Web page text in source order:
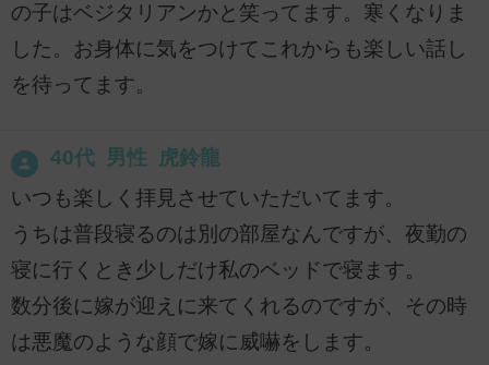
の子はベジタリアンかと笑ってます。寒くなりま
した。お身体に気をつけてこれからも楽しい話し
を待ってます。
40代 男性 虎鈴龍
いつも楽しく拝見させていただいてます。
うちは普段寝るのは別の部屋なんですが、夜勤の
寝に行くとき少しだけ私のベッドで寝ます。
数分後に嫁が迎えに来てくれるのですが、その時
は悪魔のような顔で嫁に威嚇をします。